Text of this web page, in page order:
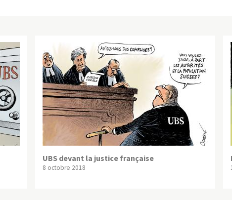
UBS devant la justice française
8 octobre 2018